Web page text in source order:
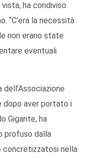
ha condiviso
“C’era la necessità
non erano state
eventuali
dopo aver portato i
Gigante, ha
profuso dalla
concretizzatosi nella